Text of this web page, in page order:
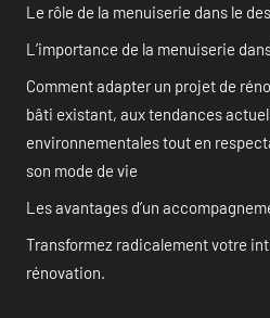
Le rôle de la menuiserie dans le
L’importance de la menuiserie
Comment adapter un projet de
bâti existant, aux tendances
environnementales tout en
son mode de vie
Les avantages d’un
Transformez radicalement votre
rénovation.